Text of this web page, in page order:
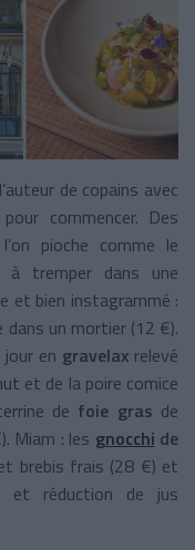
de copains avec
commencer. Des
pioche comme le
tremper dans une
et bien instagrammé :
dans un mortier (12 €).
en gravelax relevé
et de la poire comice
de foie gras de
Miam : les gnocchi de
brebis frais (28 €) et
et réduction de jus